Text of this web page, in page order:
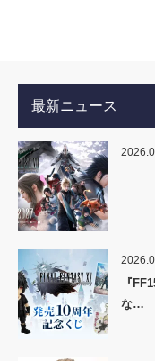
最新ニュース
『
な…